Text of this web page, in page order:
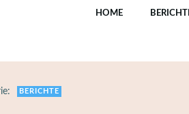
HOME
BERICHTE